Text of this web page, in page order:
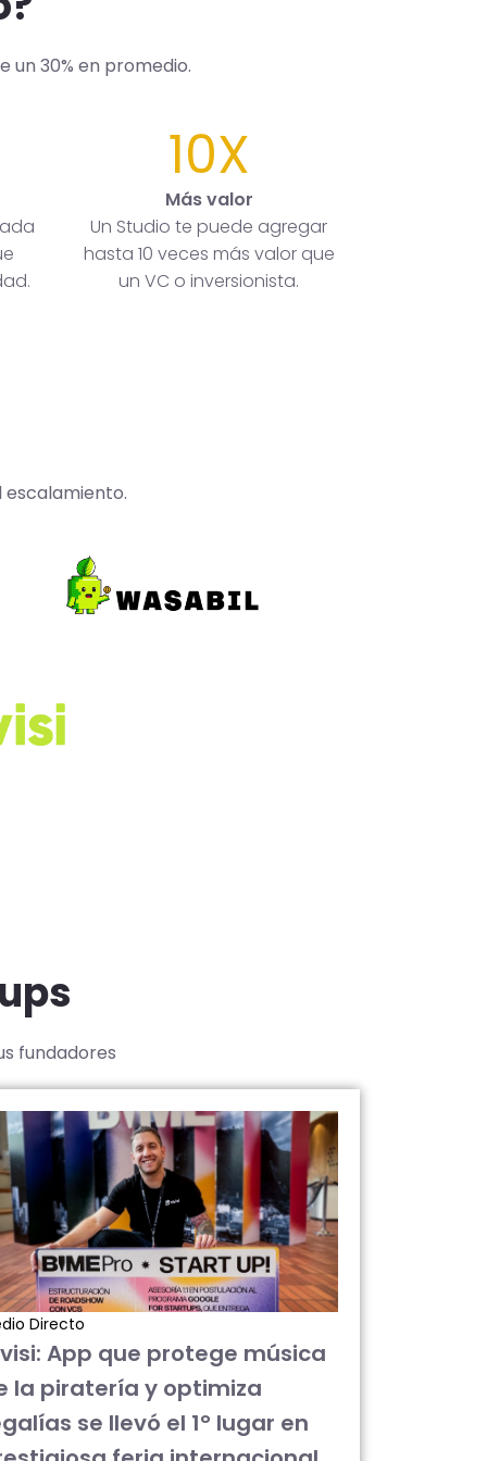
un 30% en promedio.
10X
Más valor
Un Studio te puede agregar
hasta 10 veces más valor que
un VC o inversionista.
fundadores
Directo
App que protege música
la piratería y optimiza
se llevó el 1° lugar en